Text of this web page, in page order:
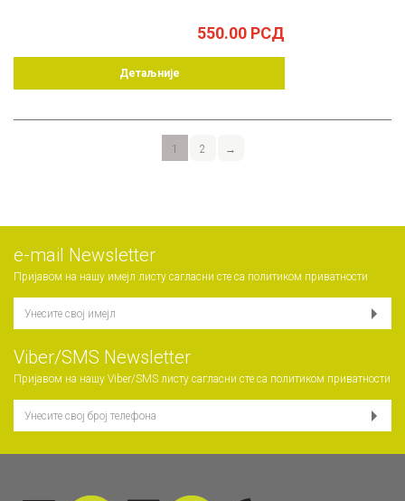
550.00 РСД
Детаљније
1 2 →
е-mail Newsletter
Пријавом на нашу имејл листу сагласни сте са политиком приватности
Viber/SMS Newsletter
Пријавом на нашу Viber/SMS листу сагласни сте са политиком приватности